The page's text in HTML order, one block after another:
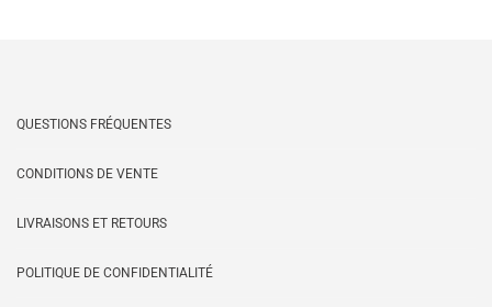
QUESTIONS FRÉQUENTES
CONDITIONS DE VENTE
LIVRAISONS ET RETOURS
POLITIQUE DE CONFIDENTIALITÉ